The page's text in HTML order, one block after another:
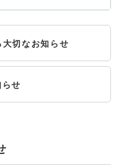
切なお知らせ
せ